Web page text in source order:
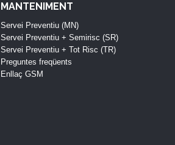
MANTENIMENT
Servei Preventiu (MN)
Servei Preventiu + Semirisc (SR)
Servei Preventiu + Tot Risc (TR)
Preguntes freqüents
Enllaç GSM